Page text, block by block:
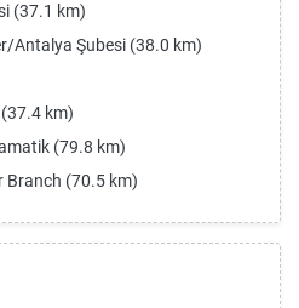
(37.1 km)
Antalya Şubesi (38.0 km)
km)
(79.8 km)
Branch (70.5 km)